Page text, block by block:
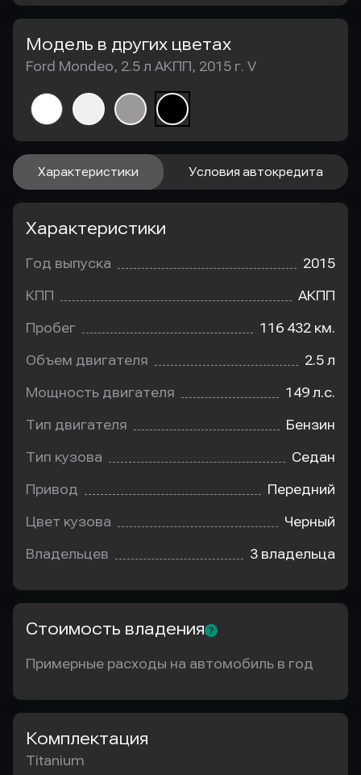
Модель в других цветах
Ford Mondeo, 2.5 л АКПП, 2015 г. V
Характеристики Условия автокредита
Характеристики
Год выпуска 2015
КПП АКПП
Пробег 116 432 км.
Объем двигателя 2.5 л
Мощность двигателя 149 л.с.
Тип двигателя Бензин
Тип кузова Седан
Привод Передний
Цвет кузова Черный
Владельцев 3 владельца
Стоимость владения
Примерные расходы на автомобиль в год
Комплектация
Titanium